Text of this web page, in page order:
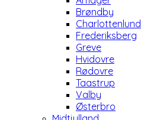
Brøndby
Charlottenlund
Frederiksberg
Greve
Hvidovre
Rødovre
Taastrup
Valby
Østerbro